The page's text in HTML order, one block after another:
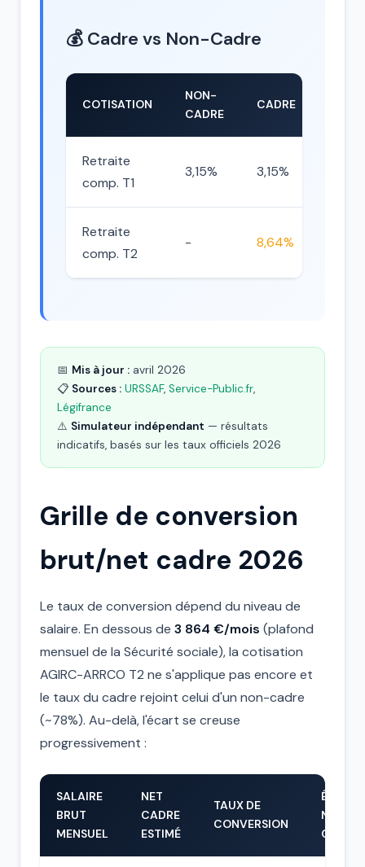
💰 Cadre vs Non-Cadre
COTISATION
NON-
CADRE
CADRE
Retraite
comp. T1
3,15% 3,15%
Retraite
comp. T2
- 8,64%
📅 Mis à jour : avril 2026
📋 Sources : URSSAF, Service-Public.fr,
Légifrance
⚠️ Simulateur indépendant — résultats
indicatifs, basés sur les taux officiels 2026
Grille de conversion
brut/net cadre 2026
Le taux de conversion dépend du niveau de
salaire. En dessous de 3 864 €/mois (plafond
mensuel de la Sécurité sociale), la cotisation
AGIRC-ARRCO T2 ne s'applique pas encore et
le taux du cadre rejoint celui d'un non-cadre
(~78%). Au-delà, l'écart se creuse
progressivement :
SALAIRE
BRUT
MENSUEL
NET
CADRE
ESTIMÉ
TAUX DE
CONVERSION
ÉCART
NON-
CADRE